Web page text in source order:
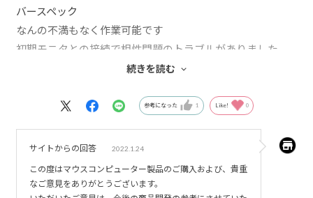
バースペック
なんの不満もなく作業可能です
初期モニタとの接続で相性問題のトラブルがありました
が、快くサポートにご協力いただき大変助かりました
続きを読む
参考になった 1 Like! 0
サイトからの回答 2022.1.24
この度はマウスコンピューター製品のご購入および、貴重
なご意見をありがとうございます。